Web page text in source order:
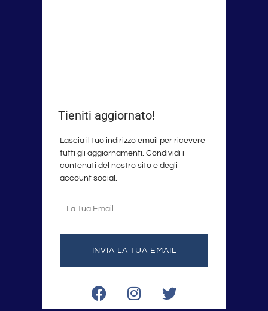
Tieniti aggiornato!
Lascia il tuo indirizzo email per ricevere
tutti gli aggiornamenti. Condividi i
contenuti del nostro sito e degli
account social.
INVIA LA TUA EMAIL
F
a
I
n
T
w